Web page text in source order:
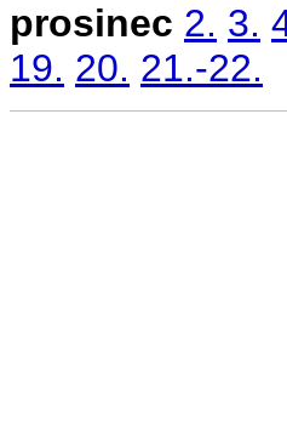
prosinec 2. 3.
19. 20. 21.-22.